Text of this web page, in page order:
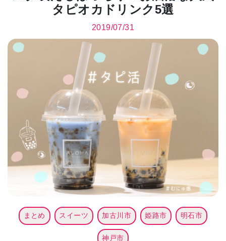
まるはり×みたい お問合わせ イベント情報募集
プライバシーポリシー
タピオカドリンク5選
2019/07/31
まとめ スイーツ 加古川市 姫路市 明石市
神戸市